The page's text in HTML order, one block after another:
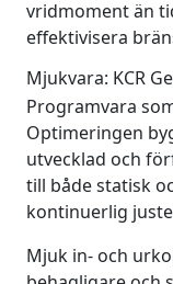
vridmoment än
effektivisera
Mjukvara: KCR
Programvara
Optimeringen
utvecklad och
till både statisk
kontinuerlig
Mjuk in- och